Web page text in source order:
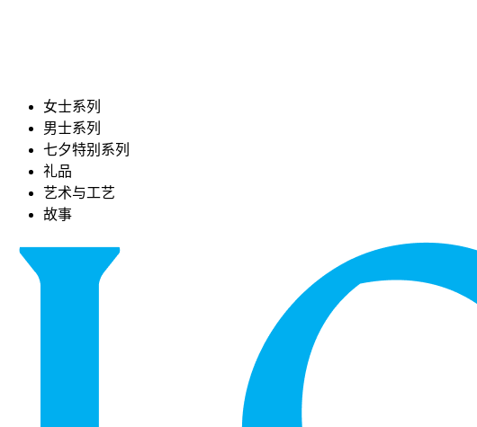
女士系列
男士系列
七夕特别系列
礼品
艺术与工艺
故事